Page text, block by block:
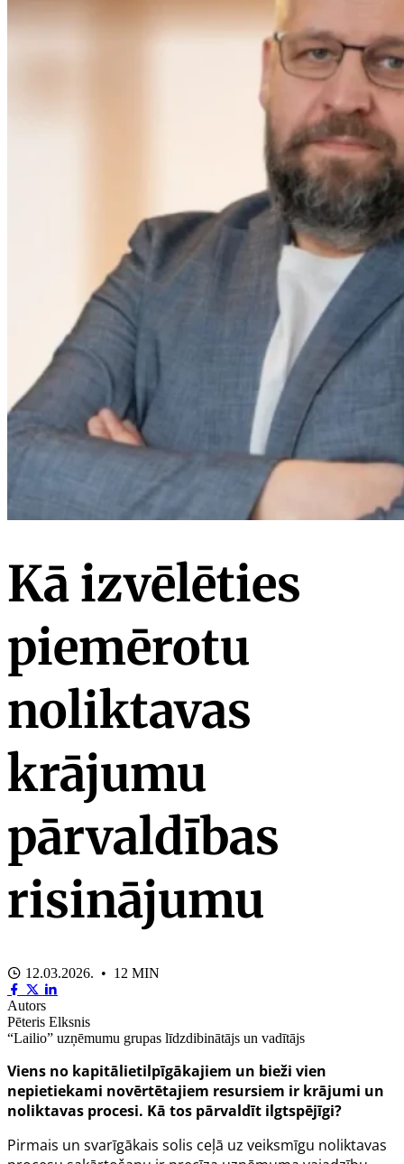
Kā izvēlēties
piemērotu
noliktavas
krājumu
pārvaldības
risinājumu
12.03.2026. • 12 MIN
Autors
Pēteris Elksnis
“Lailio” uzņēmumu grupas līdzdibinātājs un vadītājs
Viens no kapitālietilpīgākajiem un bieži vien
nepietiekami novērtētajiem resursiem ir krājumi un
noliktavas procesi. Kā tos pārvaldīt ilgtspējīgi?
Pirmais un svarīgākais solis ceļā uz veiksmīgu noliktavas